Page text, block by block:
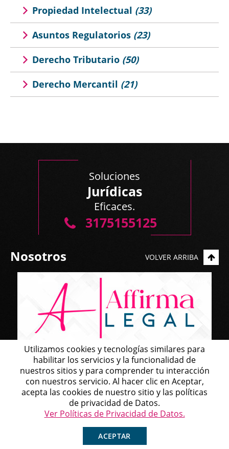
Propiedad Intelectual (33)
Asuntos Regulatorios (23)
Derecho Tributario (50)
Derecho Mercantil (21)
Soluciones
Jurídicas
Eficaces.
3175155125
Nosotros
Nuestra misión es forjar un camino de confianza y
excelencia en el ámbito legal. Somos un equipo de
abogados y profesionales de alto perfil, unidos para
crear una firma que refleja nuestros valores
fundamentales:Honestidad, Compromiso con el
cliente, Eficacia, Seguridad y Experiencia.
VOLVER ARRIBA
Michell
Agente en Línea
Chatea ahora
Utilizamos cookies y tecnologías similares para
habilitar los servicios y la funcionalidad de
nuestros sitios y para comprender tu interacción
con nuestros servicio. Al hacer clic en Aceptar,
acepta las cookies de nuestro sitio y las políticas
de privacidad de Datos.
Ver Políticas de Privacidad de Datos.
ACEPTAR